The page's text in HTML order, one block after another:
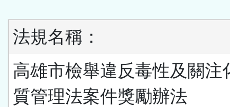
法規名稱：
高雄市檢舉違反毒性及關注
質管理法案件獎勵辦法